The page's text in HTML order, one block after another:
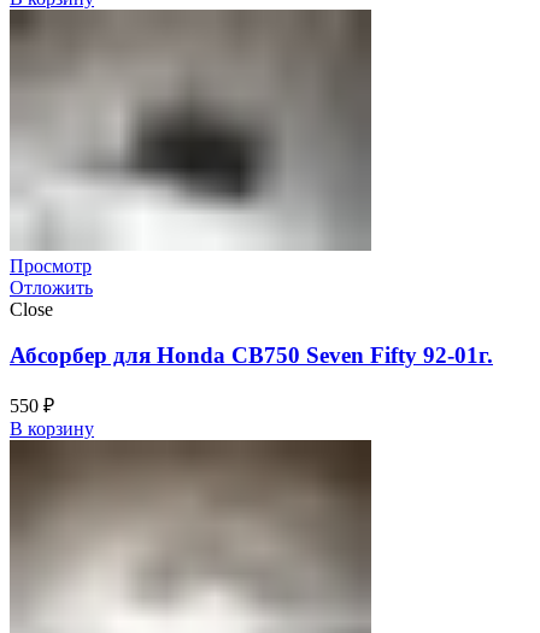
Просмотр
Отложить
Close
Абсорбер для Honda CB750 Seven Fifty 92-01г.
550 ₽
В корзину